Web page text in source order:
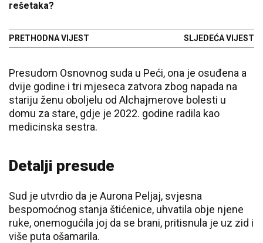
rešetaka?
PRETHODNA VIJEST SLJEDEĆA VIJEST
Presudom Osnovnog suda u Peći, ona je osuđena a
dvije godine i tri mjeseca zatvora zbog napada na
stariju ženu oboljelu od Alchajmerove bolesti u
domu za stare, gdje je 2022. godine radila kao
medicinska sestra.
Detalji presude
Sud je utvrdio da je Aurona Peljaj, svjesna
bespomoćnog stanja štićenice, uhvatila obje njene
ruke, onemogućila joj da se brani, pritisnula je uz zid i
više puta ošamarila.